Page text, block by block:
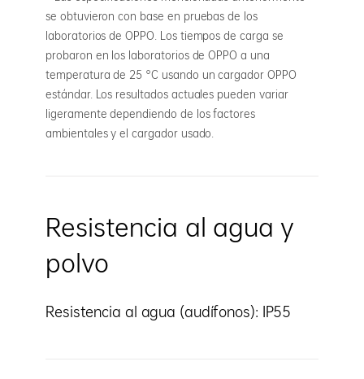
se obtuvieron con base en pruebas de los
laboratorios de OPPO. Los tiempos de carga se
probaron en los laboratorios de OPPO a una
temperatura de 25 °C usando un cargador OPPO
estándar. Los resultados actuales pueden variar
ligeramente dependiendo de los factores
ambientales y el cargador usado.
Resistencia al agua y
polvo
Resistencia al agua (audífonos): IP55